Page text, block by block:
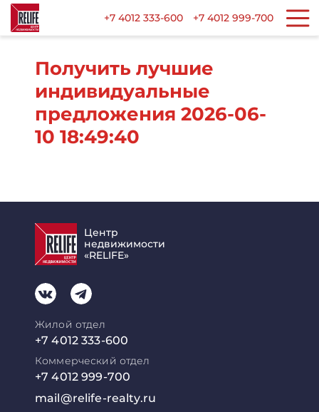
+7 4012 333-600 +7 4012 999-700
Получить лучшие
индивидуальные
предложения 2026-06-
10 18:49:40
Центр
недвижимости
«RELIFE»
Жилой отдел
+7 4012 333-600
Коммерческий отдел
+7 4012 999-700
mail@relife-realty.ru